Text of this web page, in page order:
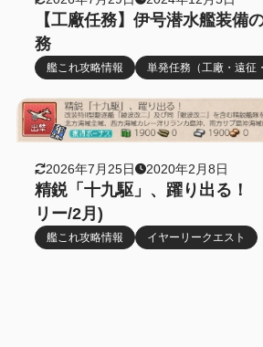
【工廠任務】伊号潜水艦装
務
艦これ攻略情報 単発任務（工廠・遠征
2026年7月25日 2020年2月8日
精鋭「十九駆」、躍り出る！
リー/2月)
艦これ攻略情報 イヤーリークエスト